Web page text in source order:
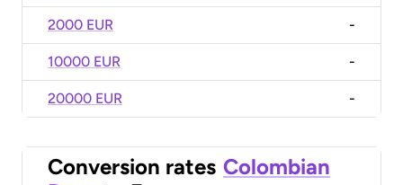
2000 EUR -
10000 EUR -
20000 EUR -
Conversion rates Colombian